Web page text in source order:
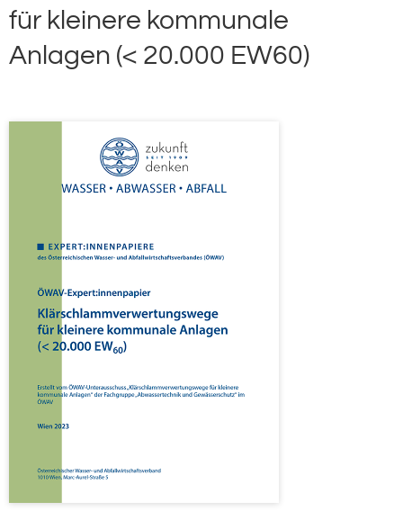
für kleinere kommunale
Anlagen (< 20.000 EW60)